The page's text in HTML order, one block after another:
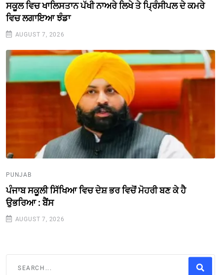
ਸਕੂਲ ਵਿਚ ਖਾਲਿਸਤਾਨ ਪੱਖੀ ਨਾਅਰੇ ਲਿਖੇ ਤੇ ਪ੍ਰਿੰਸੀਪਲ ਦੇ ਕਮਰੇ
ਵਿਚ ਲਗਾਇਆ ਝੰਡਾ
AUGUST 7, 2026
PUNJAB
ਪੰਜਾਬ ਸਕੂਲੀ ਸਿੱਖਿਆ ਵਿਚ ਦੇਸ਼ ਭਰ ਵਿਚੋਂ ਮੋਹਰੀ ਬਣ ਕੇ ਹੈ
ਉਭਰਿਆ : ਬੈਂਸ
AUGUST 7, 2026